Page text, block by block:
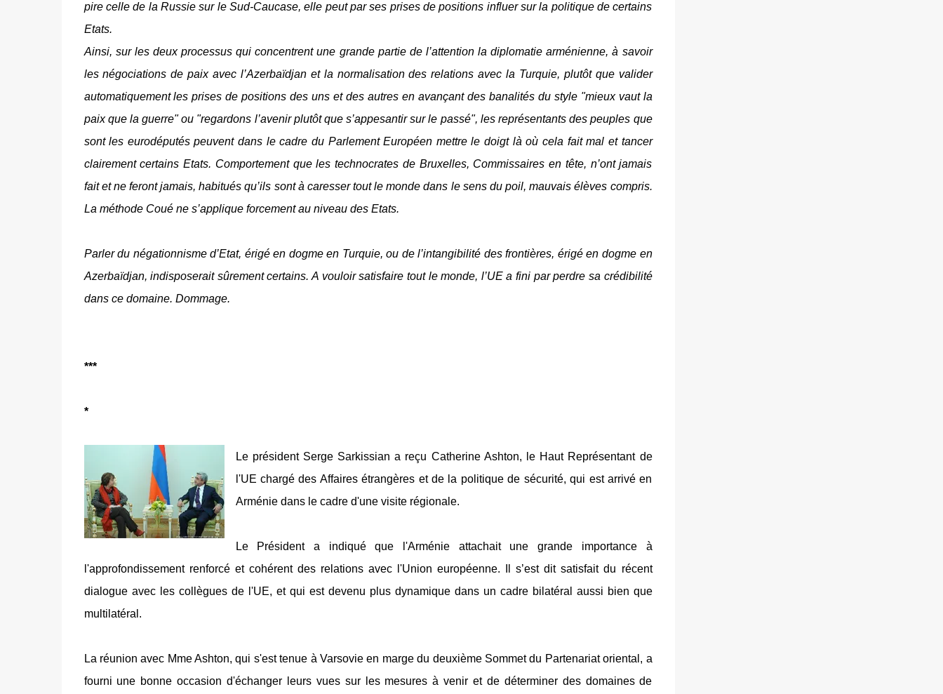
pire celle de la Russie sur le Sud-Caucase, elle peut par ses prises de positions influer sur la politique de certains
Etats.
Ainsi, sur les deux processus qui concentrent une grande partie de l’attention la diplomatie arménienne, à savoir
les négociations de paix avec l’Azerbaïdjan et la normalisation des relations avec la Turquie, plutôt que valider
automatiquement les prises de positions des uns et des autres en avançant des banalités du style "mieux vaut la
paix que la guerre" ou "regardons l’avenir plutôt que s’appesantir sur le passé", les représentants des peuples que
sont les eurodéputés peuvent dans le cadre du Parlement Européen mettre le doigt là où cela fait mal et tancer
clairement certains Etats. Comportement que les technocrates de Bruxelles, Commissaires en tête, n’ont jamais
fait et ne feront jamais, habitués qu’ils sont à caresser tout le monde dans le sens du poil, mauvais élèves compris.
La méthode Coué ne s’applique forcement au niveau des Etats.
Parler du négationnisme d’Etat, érigé en dogme en Turquie, ou de l’intangibilité des frontières, érigé en dogme en
Azerbaïdjan, indisposerait sûrement certains. A vouloir satisfaire tout le monde, l’UE a fini par perdre sa crédibilité
dans ce domaine. Dommage.
***
*
Le président Serge Sarkissian a reçu Catherine Ashton, le Haut Représentant de
l'UE chargé des Affaires étrangères et de la politique de sécurité, qui est arrivé en
Arménie dans le cadre d'une visite régionale.
Le Président a indiqué que l'Arménie attachait une grande importance à
l'approfondissement renforcé et cohérent des relations avec l'Union européenne. Il s’est dit satisfait du récent
dialogue avec les collègues de l'UE, et qui est devenu plus dynamique dans un cadre bilatéral aussi bien que
multilatéral.
La réunion avec Mme Ashton, qui s'est tenue à Varsovie en marge du deuxième Sommet du Partenariat oriental, a
fourni une bonne occasion d'échanger leurs vues sur les mesures à venir et de déterminer des domaines de